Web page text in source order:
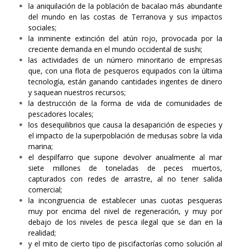
la aniquilación de la población de bacalao más abundante
del mundo en las costas de Terranova y sus impactos
sociales;
la inminente extinción del atún rojo, provocada por la
creciente demanda en el mundo occidental de sushi;
las actividades de un número minoritario de empresas
que, con una flota de pesqueros equipados con la última
tecnología, están ganando cantidades ingentes de dinero
y saquean nuestros recursos;
la destrucción de la forma de vida de comunidades de
pescadores locales;
los desequilibrios que causa la desaparición de especies y
el impacto de la superpoblación de medusas sobre la vida
marina;
el despilfarro que supone devolver anualmente al mar
siete millones de toneladas de peces muertos,
capturados con redes de arrastre, al no tener salida
comercial;
la incongruencia de establecer unas cuotas pesqueras
muy por encima del nivel de regeneración, y muy por
debajo de los niveles de pesca ilegal que se dan en la
realidad;
y el mito de cierto tipo de piscifactorías como solución al